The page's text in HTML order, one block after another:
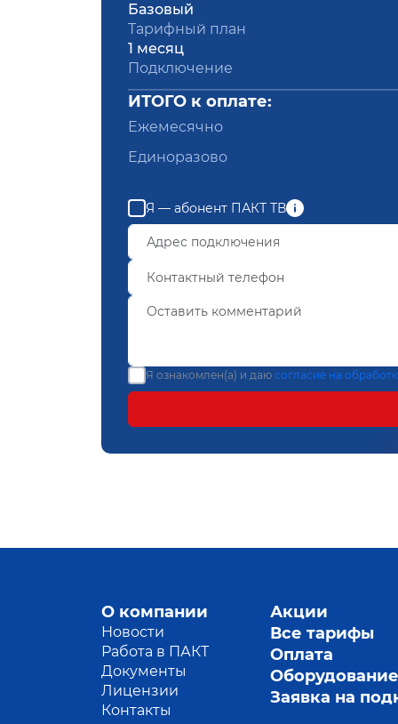
Базовый
Тарифный план
1 месяц
Подключение
ИТОГО к оплате:
Ежемесячно
Единоразово
Я — абонент ПАКТ ТВ
Я ознакомлен(а) и даю согласие на
О компании
Новости
Работа в ПАКТ
Документы
Лицензии
Контакты
Акции
Все тарифы
Оплата
Оборудование
Заявка на